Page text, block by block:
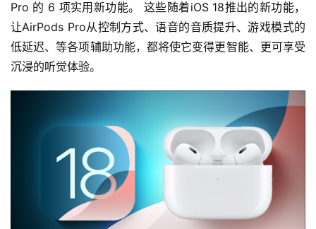
Pro 的 6 项实用新功能。 这些随着iOS 18推出的新功能，
让AirPods Pro从控制方式、语音的音质提升、游戏模式的
低延迟、等各项辅助功能，都将使它变得更智能、更可享受
沉浸的听觉体验。